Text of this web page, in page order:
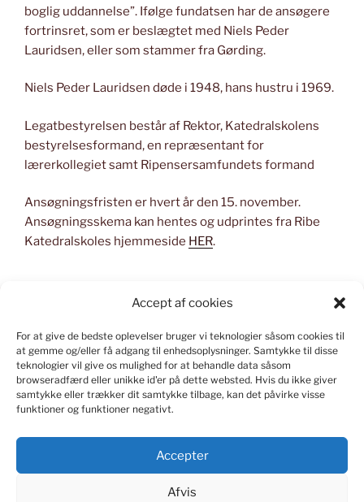
Accept af cookies
For at give de bedste oplevelser bruger vi teknologier såsom cookies til
at gemme og/eller få adgang til enhedsoplysninger. Samtykke til disse
teknologier vil give os mulighed for at behandle data såsom
browseradfærd eller unikke id'er på dette websted. Hvis du ikke giver
samtykke eller trækker dit samtykke tilbage, kan det påvirke visse
funktioner og funktioner negativt.
Accepter
Afvis
boglig uddannelse”. Ifølge fundatsen har de ansøgere
fortrinsret, som er beslægtet med Niels Peder
Lauridsen, eller som stammer fra Gørding.
Niels Peder Lauridsen døde i 1948, hans hustru i 1969.
Legatbestyrelsen består af Rektor, Katedralskolens
bestyrelsesformand, en repræsentant for
lærerkollegiet samt Ripensersamfundets formand
Ansøgningsfristen er hvert år den 15. november.
Ansøgningsskema kan hentes og udprintes fra Ribe
Katedralskoles hjemmeside HER.
KONSTRUERET I WORD PRESS
Kontaktwebmasterved spørgsmål om indlæg og
hjemmesiden.
TWITTERLINKEDIN